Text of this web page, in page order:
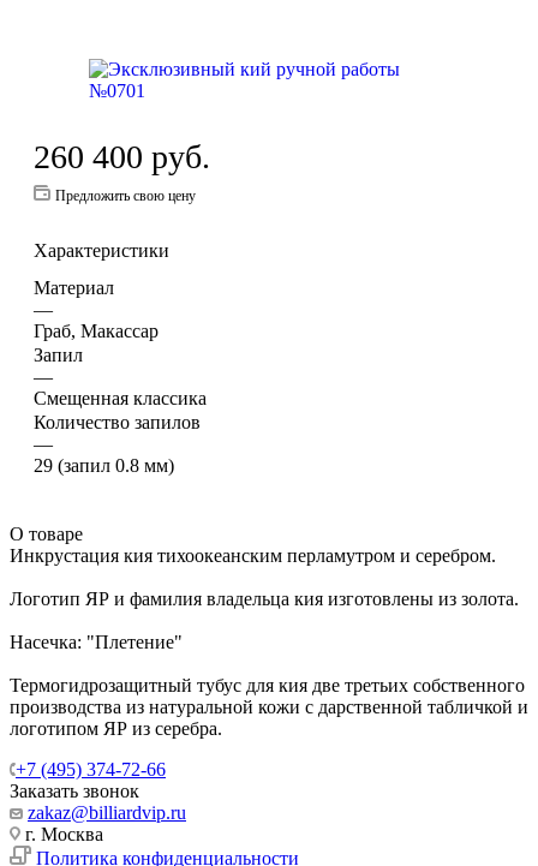
260 400 руб.
Предложить свою цену
Характеристики
Материал
—
Граб, Макассар
Запил
—
Смещенная классика
Количество запилов
—
29 (запил 0.8 мм)
О товаре
Инкрустация кия тихоокеанским перламутром и серебром.
Логотип ЯР и фамилия владельца кия изготовлены из золота.
Насечка: "Плетение"
Термогидрозащитный тубус для кия две третьих собственного
производства из натуральной кожи с дарственной табличкой и
логотипом ЯР из серебра.
+7 (495) 374-72-66
Заказать звонок
zakaz@billiardvip.ru
г. Москва
Политика конфиденциальности